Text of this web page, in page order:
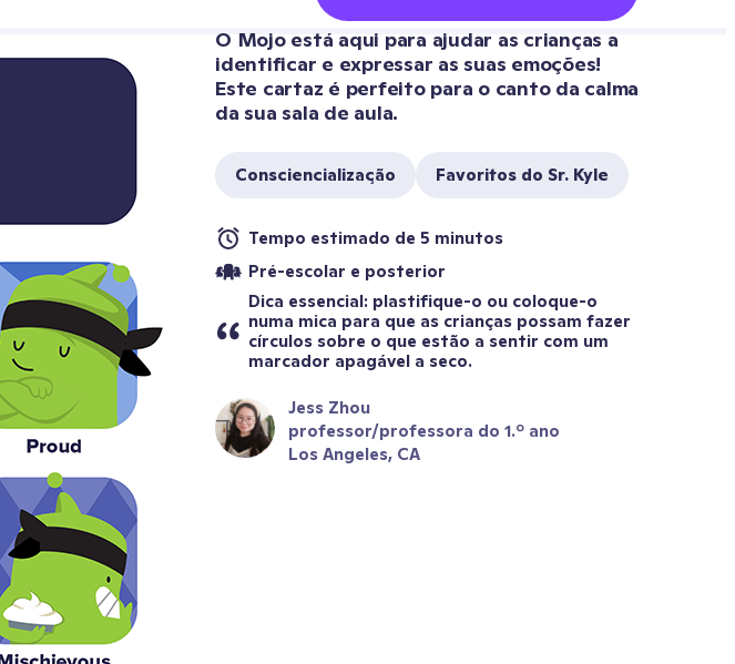
O Mojo está aqui para ajudar as crianças a
identificar e expressar as suas emoções!
Este cartaz é perfeito para o canto da calma
da sua sala de aula.
Consciencialização Favoritos do Sr. Kyle
Tempo estimado de 5 minutos
Pré-escolar e posterior
Dica essencial: plastifique-o ou coloque-o
numa mica para que as crianças possam fazer
círculos sobre o que estão a sentir com um
marcador apagável a seco.
Jess Zhou
professor/professora do 1.º ano
Los Angeles, CA